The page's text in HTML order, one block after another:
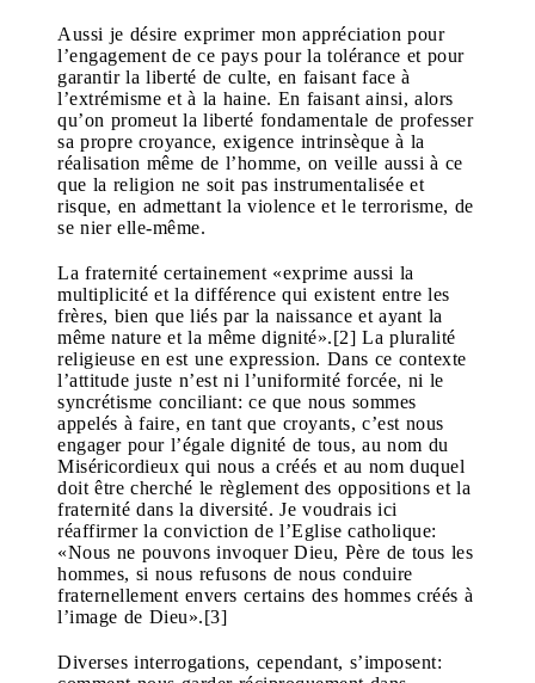
Aussi je désire exprimer mon appréciation pour
l’engagement de ce pays pour la tolérance et pour
garantir la liberté de culte, en faisant face à
l’extrémisme et à la haine. En faisant ainsi, alors
qu’on promeut la liberté fondamentale de professer
sa propre croyance, exigence intrinsèque à la
réalisation même de l’homme, on veille aussi à ce
que la religion ne soit pas instrumentalisée et
risque, en admettant la violence et le terrorisme, de
se nier elle-même.
La fraternité certainement «exprime aussi la
multiplicité et la différence qui existent entre les
frères, bien que liés par la naissance et ayant la
même nature et la même dignité».[2] La pluralité
religieuse en est une expression. Dans ce contexte
l’attitude juste n’est ni l’uniformité forcée, ni le
syncrétisme conciliant: ce que nous sommes
appelés à faire, en tant que croyants, c’est nous
engager pour l’égale dignité de tous, au nom du
Miséricordieux qui nous a créés et au nom duquel
doit être cherché le règlement des oppositions et la
fraternité dans la diversité. Je voudrais ici
réaffirmer la conviction de l’Eglise catholique:
«Nous ne pouvons invoquer Dieu, Père de tous les
hommes, si nous refusons de nous conduire
fraternellement envers certains des hommes créés à
l’image de Dieu».[3]
Diverses interrogations, cependant, s’imposent: